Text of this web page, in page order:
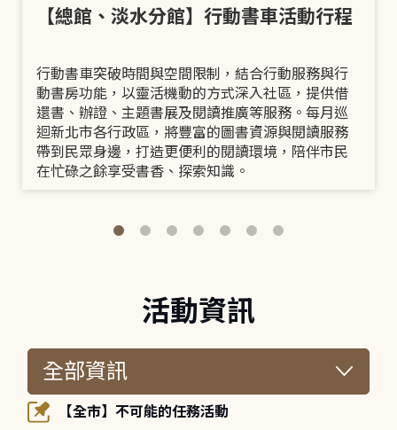
【總館、淡水分館】行動書車活動行程
行動書車突破時間與空間限制，結合行動服務與行
動書房功能，以靈活機動的方式深入社區，提供借
還書、辦證、主題書展及閱讀推廣等服務。每月巡
迴新北市各行政區，將豐富的圖書資源與閱讀服務
帶到民眾身邊，打造更便利的閱讀環境，陪伴市民
在忙碌之餘享受書香、探索知識。
活動資訊
【全市】不可能的任務活動